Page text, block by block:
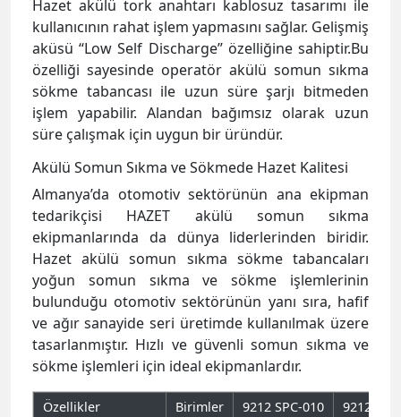
Hazet akülü tork anahtarı kablosuz tasarımı ile
kullanıcının rahat işlem yapmasını sağlar. Gelişmiş
aküsü “Low Self Discharge” özelliğine sahiptir.Bu
özelliği sayesinde operatör akülü somun sıkma
sökme tabancası ile uzun süre şarjı bitmeden
işlem yapabilir. Alandan bağımsız olarak uzun
süre çalışmak için uygun bir üründür.
Akülü Somun Sıkma ve Sökmede Hazet Kalitesi
Almanya’da otomotiv sektörünün ana ekipman
tedarikçisi HAZET akülü somun sıkma
ekipmanlarında da dünya liderlerinden biridir.
Hazet akülü somun sıkma sökme tabancaları
yoğun somun sıkma ve sökme işlemlerinin
bulunduğu otomotiv sektörünün yanı sıra, hafif
ve ağır sanayide seri üretimde kullanılmak üzere
tasarlanmıştır. Hızlı ve güvenli somun sıkma ve
sökme işlemleri için ideal ekipmanlardır.
Özellikler Birimler 9212 SPC-010
9212